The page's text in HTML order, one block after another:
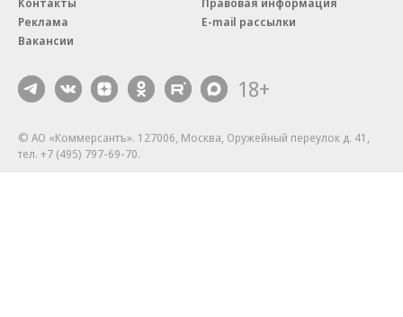
Реклама
Вакансии
E-mail рассылки
18+
© АО «Коммерсантъ». 127006, Москва, Оружейный переулок д. 41,
тел. +7 (495) 797-69-70.